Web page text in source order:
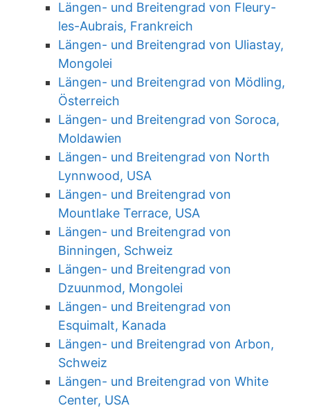
Längen- und Breitengrad von Fleury-
les-Aubrais, Frankreich
Längen- und Breitengrad von Uliastay,
Mongolei
Längen- und Breitengrad von Mödling,
Österreich
Längen- und Breitengrad von Soroca,
Moldawien
Längen- und Breitengrad von North
Lynnwood, USA
Längen- und Breitengrad von
Mountlake Terrace, USA
Längen- und Breitengrad von
Binningen, Schweiz
Längen- und Breitengrad von
Dzuunmod, Mongolei
Längen- und Breitengrad von
Esquimalt, Kanada
Längen- und Breitengrad von Arbon,
Schweiz
Längen- und Breitengrad von White
Center, USA